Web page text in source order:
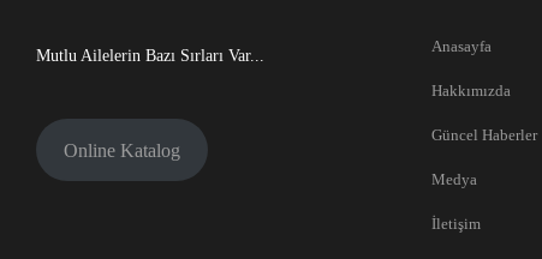
Mutlu Ailelerin Bazı Sırları Var...
Online Katalog
Anasayfa
Hakkımızda
Güncel Haberler
Medya
İletişim